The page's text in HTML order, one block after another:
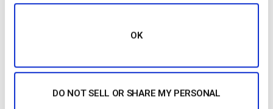
OK
DO NOT SELL OR SHARE MY PERSONAL
Les multi-CDN sont plus utiles dans certains cas d’utilisation
contenu à un grand nombre de personnes bénéficieraient